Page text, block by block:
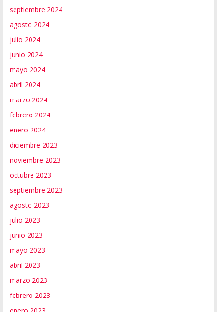
septiembre 2024
agosto 2024
julio 2024
junio 2024
mayo 2024
abril 2024
marzo 2024
febrero 2024
enero 2024
diciembre 2023
noviembre 2023
octubre 2023
septiembre 2023
agosto 2023
julio 2023
junio 2023
mayo 2023
abril 2023
marzo 2023
febrero 2023